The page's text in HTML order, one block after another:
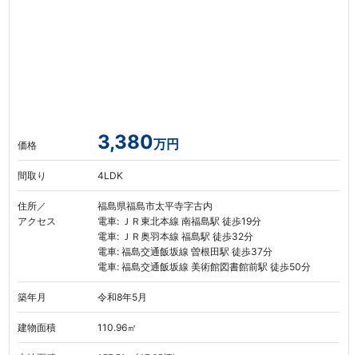
価格 3,380万円
間取り 4LDK
住所／
アクセス
福島県福島市太平寺字古内
電車: ＪＲ東北本線 南福島駅 徒歩19分
電車: ＪＲ奥羽本線 福島駅 徒歩32分
電車: 福島交通飯坂線 曽根田駅 徒歩37分
電車: 福島交通飯坂線 美術館図書館前駅 徒歩50分
築年月 令和8年5月
建物面積 110.96㎡